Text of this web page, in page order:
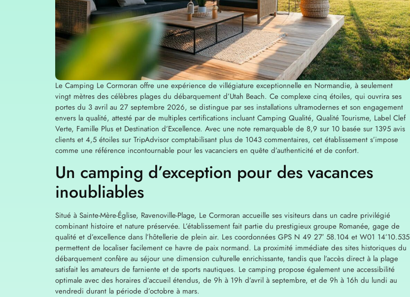
Le Camping Le Cormoran offre une expérience de villégiature exceptionnelle en Normandie, à seulement
vingt mètres des célèbres plages du débarquement d’Utah Beach. Ce complexe cinq étoiles, qui ouvrira ses
portes du 3 avril au 27 septembre 2026, se distingue par ses installations ultramodernes et son engagement
envers la qualité, attesté par de multiples certifications incluant Camping Qualité, Qualité Tourisme, Label Clef
Verte, Famille Plus et Destination d’Excellence. Avec une note remarquable de 8,9 sur 10 basée sur 1395 avis
clients et 4,5 étoiles sur TripAdvisor comptabilisant plus de 1043 commentaires, cet établissement s’impose
comme une référence incontournable pour les vacanciers en quête d’authenticité et de confort.
Un camping d’exception pour des vacances
inoubliables
Situé à Sainte-Mère-Église, Ravenoville-Plage, Le Cormoran accueille ses visiteurs dans un cadre privilégié
combinant histoire et nature préservée. L’établissement fait partie du prestigieux groupe Romanée, gage de
qualité et d’excellence dans l’hôtellerie de plein air. Les coordonnées GPS N 49 27′ 58.104 et W01 14’10.535
permettent de localiser facilement ce havre de paix normand. La proximité immédiate des sites historiques du
débarquement confère au séjour une dimension culturelle enrichissante, tandis que l’accès direct à la plage
satisfait les amateurs de farniente et de sports nautiques. Le camping propose également une accessibilité
optimale avec des horaires d’accueil étendus, de 9h à 19h d’avril à septembre, et de 9h à 16h du lundi au
vendredi durant la période d’octobre à mars.